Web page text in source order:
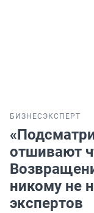
БИЗНЕС ЭКСПЕРТ
отшивают
никому не
экспертов